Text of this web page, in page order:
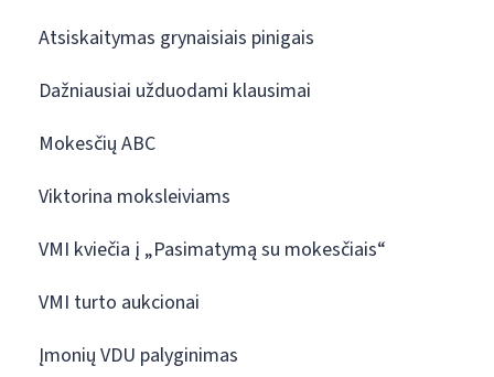
Atsiskaitymas grynaisiais pinigais
Dažniausiai užduodami klausimai
Mokesčių ABC
Viktorina moksleiviams
VMI kviečia į „Pasimatymą su mokesčiais“
VMI turto aukcionai
Įmonių VDU palyginimas